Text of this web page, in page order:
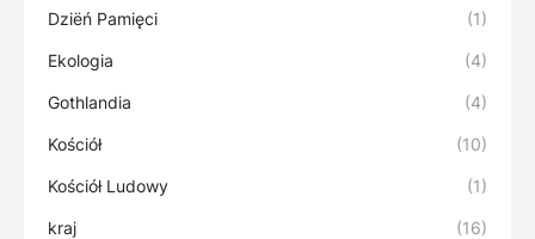
Dziëń Pamięci (1)
Ekologia (4)
Gothlandia (4)
Kościół (10)
Kościół Ludowy (1)
kraj (16)